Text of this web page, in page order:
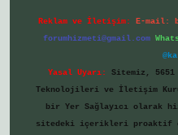
Reklam ve İletişim: E-mail:
forumhizmeti@gmail.com
Yasal Uyarı:
Sitemiz, 5651
Teknolojileri ve İletişim
bir Yer Sağlayıcı olarak
sitedeki içerikleri proaktif